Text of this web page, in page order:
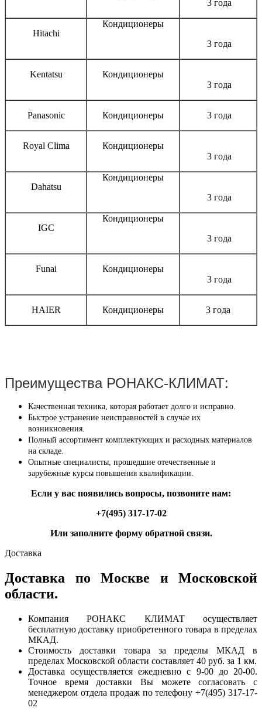
3 года
Hitachi
Кондиционеры
3 года
Kentatsu
Кондиционеры
3 года
Panasonic Кондиционеры 3 года
Royal Clima
Кондиционеры
3 года
Dahatsu
Кондиционеры
3 года
IGC
Кондиционеры
3 года
Funai
Кондиционеры
3 года
HAIER Кондиционеры 3 года
Преимущества РОНАКС-КЛИМАТ:
Качественная техника, которая работает долго и исправно.
Быстрое устранение неисправностей в случае их
возникновения.
Полный ассортимент комплектующих и расходных материалов
на складе.
Опытные специалисты, прошедшие отечественные и
зарубежные курсы повышения квалификации.
Если у вас появились вопросы, позвоните нам:
+7(495) 317-17-02
Или заполните форму обратной связи.
Доставка
Доставка по Москве и Московской
области.
Компания РОНАКС КЛИМАТ осуществляет
бесплатную доставку приобретенного товара в пределах
МКАД.
Стоимость доставки товара за пределы МКАД в
пределах Московской области составляет 40 руб. за 1 км.
Доставка осуществляется ежедневно с 9-00 до 20-00.
Точное время доставки Вы можете согласовать с
менеджером отдела продаж по телефону +7(495) 317-17-
02